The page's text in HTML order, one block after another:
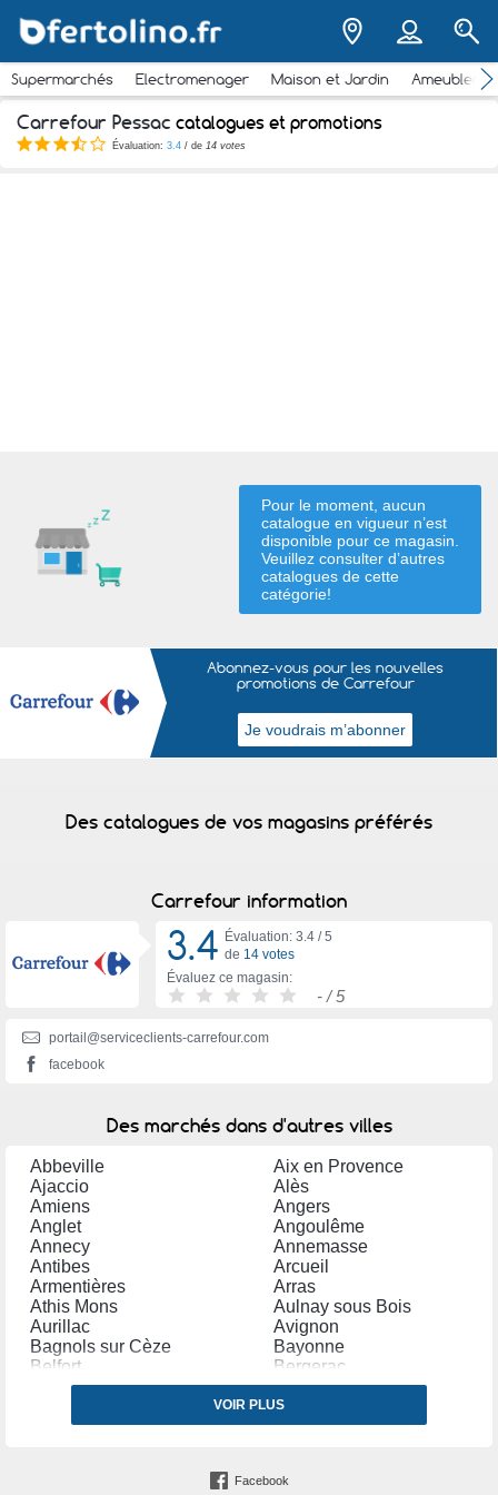
Supermarchés Electromenager Maison et Jardin
Carrefour Pessac catalogues et promotions
Évaluation: 3.4 / de 14 votes
Pour le moment, aucun
catalogue en vigueur n’est
disponible pour ce magasin.
Veuillez consulter d’autres
catalogues de cette
catégorie!
Abonnez-vous pour les nouvelles
promotions de Carrefour
Des catalogues de vos magasins préférés
Carrefour information
3.4 Évaluation: 3.4 /5
de 14 votes
Évaluez ce magasin:
- / 5
portail@serviceclients-carrefour.com
facebook
Des marchés dans d'autres villes
Abbeville
Aix en Provence
Ajaccio
Alès
Amiens
Angers
Anglet
Angoulême
Annecy
Annemasse
Antibes
Arcueil
Armentières
Arras
Athis Mons
Aulnay sous Bois
Aurillac
Avignon
Bagnols sur Cèze
Bayonne
Belfort
Bergerac
Béthune
Béziers
Blagnac
Bordeaux
Boulogne Billancourt
Brunoy
VOIR PLUS
Facebook